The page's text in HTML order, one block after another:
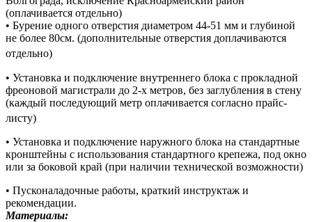
(оплачивается отдельно)
• Бурение одного отверстия диаметром 44-51 мм и глубиной
не более 80см. (дополнительные отверстия доплачиваются
отдельно)
• Установка и подключение внутреннего блока с прокладной
фреоновой магистрали до 2-х метров, без заглубления в стену
(каждый последующий метр оплачивается согласно прайс-
листу)
• Установка и подключение наружного блока на стандартные
кронштейны с использования стандартного крепежа, под окно
или за боковой край (при наличии технической возможности)
• Пусконаладочные работы, краткий инструктаж и
рекомендации.
Материалы: